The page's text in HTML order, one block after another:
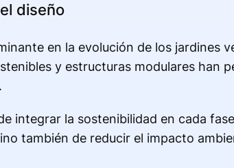
diseño
en la evolución de los jardines
y estructuras modulares han
integrar la sostenibilidad en cada
también de reducir el impacto